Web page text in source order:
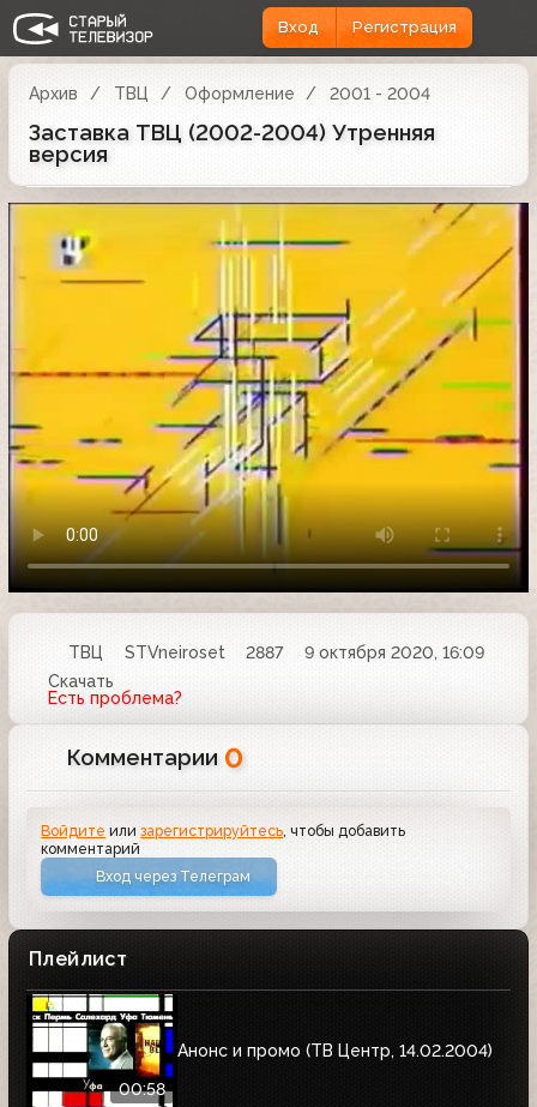
Вход Регистрация
Архив ТВЦ Оформление 2001 - 2004
Заставка ТВЦ (2002-2004) Утренняя
версия
ТВЦ STVneiroset 2887
9 октября 2020, 16:09
Скачать
Есть проблема?
Комментарии 0
Войдите илизарегистрируйтесь, чтобы добавить
комментарий
Вход через Телеграм
Плейлист
00:58
Анонс и промо (ТВ Центр, 14.02.2004)